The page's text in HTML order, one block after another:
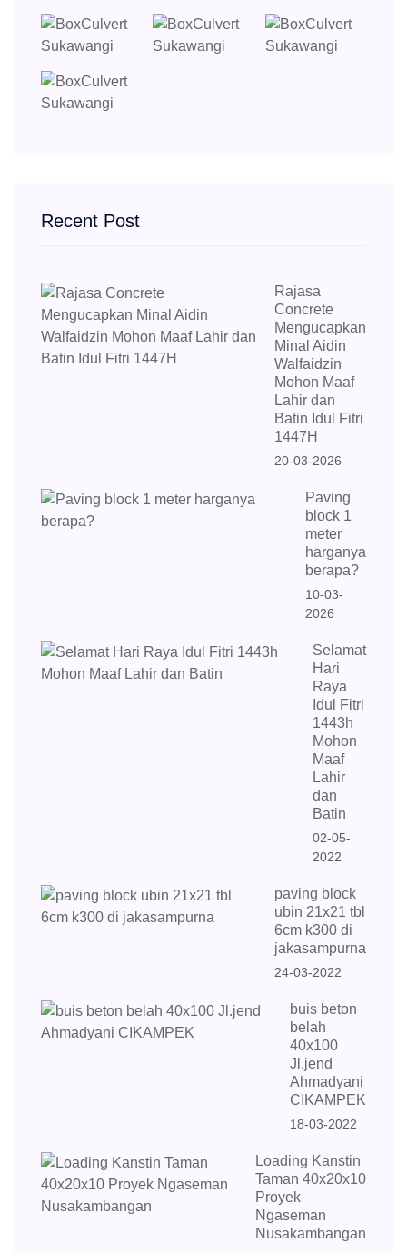
Recent Post
Rajasa
Concrete
Mengucapkan
Minal Aidin
Walfaidzin
Mohon Maaf
Lahir dan
Batin Idul Fitri
1447H
20-03-2026
Paving
block 1
meter
harganya
berapa?
10-03-
2026
Selamat
Hari
Raya
Idul Fitri
1443h
Mohon
Maaf
Lahir
dan
Batin
02-05-
2022
paving block
ubin 21x21 tbl
6cm k300 di
jakasampurna
24-03-2022
buis beton
belah
40x100
Jl.jend
Ahmadyani
CIKAMPEK
18-03-2022
Loading Kanstin
Taman 40x20x10
Proyek
Ngaseman
Nusakambangan